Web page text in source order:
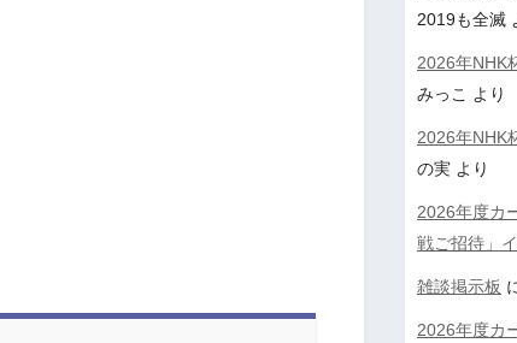
2019も全滅
2026年NHK
みっこ より
2026年NHK
の実 より
2026年度カ
戦ご招待」
雑談掲示板
2026年度カ